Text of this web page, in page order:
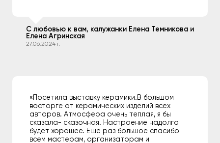
С любовью к вам, калужанки Елена Темникова и
Елена Агринская
27.06.2024 г.
«Посетила выставку керамики.В большом
восторге от керамических изделий всех
авторов. Атмосфера очень теплая, я бы
сказала- сказочная. Настроение надолго
будет хорошее. Еще раз большое спасибо
всем мастерам, организаторам и